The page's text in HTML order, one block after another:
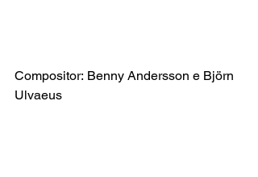
Compositor: Benny Andersson e Björn
Ulvaeus